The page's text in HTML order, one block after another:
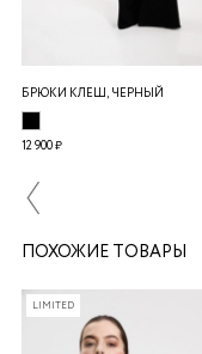
БРЮКИ КЛЕШ, ЧЕРНЫЙ
12 900 ₽
ПОХОЖИЕ ТОВАРЫ
LIMITED